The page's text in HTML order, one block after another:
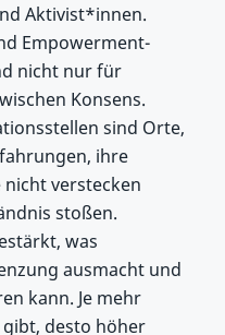
Aktivist*innen.
Empowerment-
nicht nur für
Konsens.
sind Orte,
ihre
verstecken
stoßen.
was
ausmacht und
kann. Je mehr
desto höher